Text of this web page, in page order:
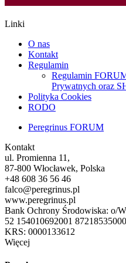
Linki
O nas
Kontakt
Regulamin
Regulamin
Prywatnych oraz
Polityka Cookies
RODO
Peregrinus FORUM
Kontakt
ul. Promienna 11,
87-800 Włocławek, Polska
+48 608 36 56 46
falco@peregrinus.pl
www.peregrinus.pl
Bank Ochrony Środowiska: o/
52 154010692001
KRS: 0000133612
Więcej